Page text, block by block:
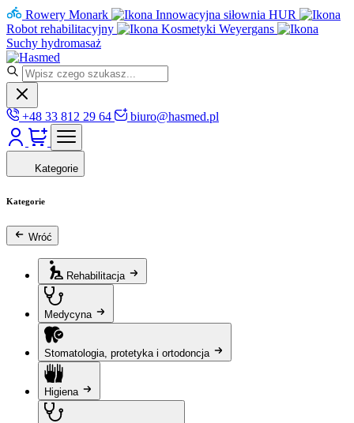
Rowery Monark
Innowacyjna siłownia HUR
Robot rehabilitacyjny
Kosmetyki Weyergans
Suchy hydromasaż
+48 33 812 29 64 biuro@hasmed.pl
Kategorie
Kategorie
Wróć
Rehabilitacja
Medycyna
Stomatologia, protetyka i ortodoncja
Higiena